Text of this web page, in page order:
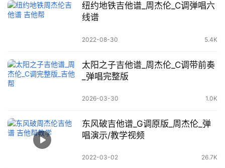
纽约地铁吉他谱_周杰伦_C调弹唱六
线谱
2022-08-30 5.4K
太阳之子吉他谱_周杰伦_C调带前奏
_弹唱完整版
2026-03-30 1.0K
东风破吉他谱_G调原版_周杰伦_弹
唱演示/教学视频
2022-03-02 26.7K